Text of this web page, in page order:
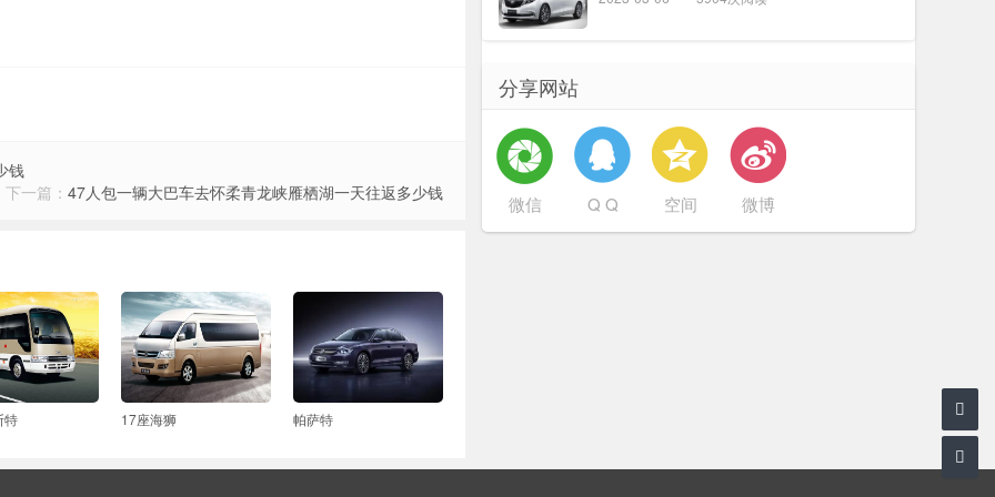
钱
下一篇： 47人包一辆大巴车去怀柔青龙峡雁栖湖一天往返多少钱
特 17座海狮 帕萨特
分享网站
微信 Q Q 空间 微博